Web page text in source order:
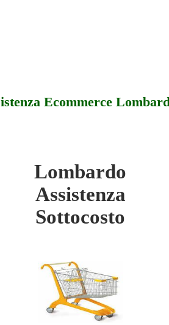
Ecommerce
Ecommerce
Ecommerce
Lombardo
Assistenza
Sottocosto